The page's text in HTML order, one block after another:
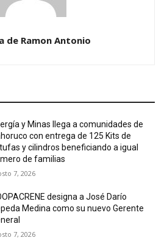
de Ramon Antonio
y Minas llega a comunidades de
con entrega de 125 Kits de
y cilindros beneficiando a igual
de familias
7, 2026
designa a José Darío
Medina como su nuevo Gerente
7, 2026